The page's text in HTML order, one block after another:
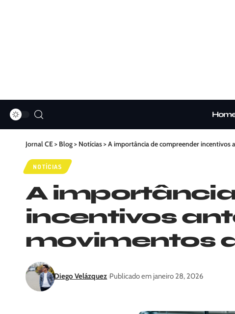
Jornal CE> Blog> Notícias>A importância de compreender
NOTÍCIAS
A
incentivos
movimentos
Diego Velázquez Publicado em janeiro 28, 2026